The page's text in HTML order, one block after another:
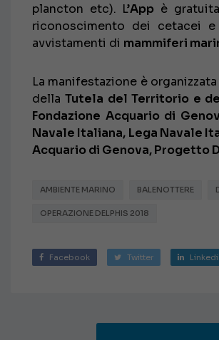
plancton etc). L’App è
riconoscimento dei cetacei
avvistamenti di mammiferi
La manifestazione è organizzata
dellaTutela del Territorio e
Fondazione Acquario di
Navale Italiana, Lega Navale
Acquario di Genova, Progetto
AMBIENTE MARINO BALENOTTERE
OPERAZIONE DELPHIS 2018
Facebook Twitter